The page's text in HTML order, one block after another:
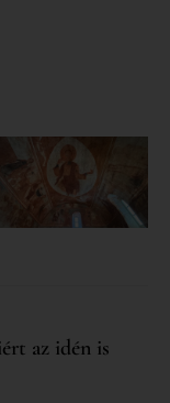
az idén is